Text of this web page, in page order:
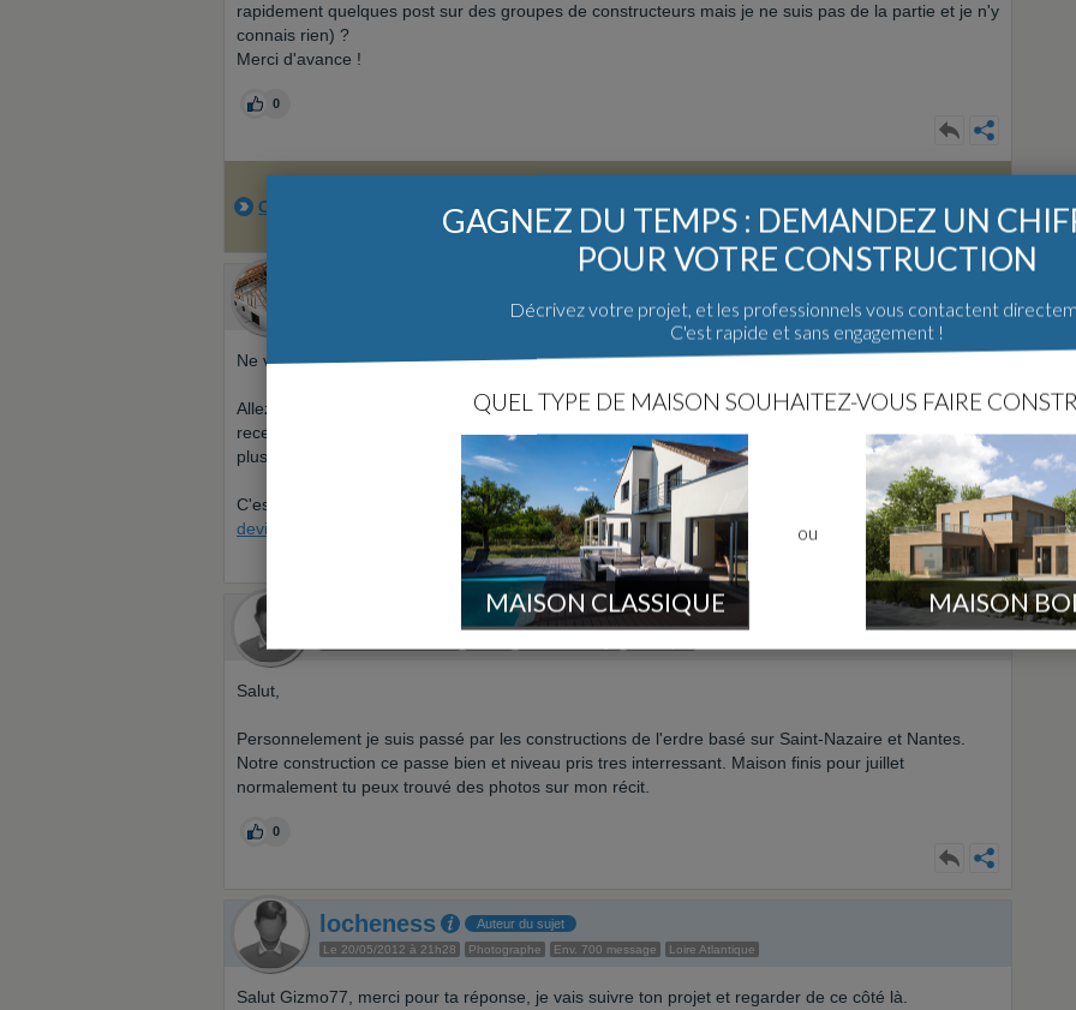
rapidement quelques post sur des groupes de constructeurs mais je ne suis pas de la partie et je n'y
connais rien) ?
Merci d'avance !
0
Cliquez ici pour accéder à la meilleure réponse
Ne vous prenez pas la tête pour la construction d'une maison...
Allez dans la section devis constructeur de maisons du site, remplissez le formulaire et vous
recevrez jusqu'à 3 devis comparatifs de constructeurs de votre région. Comme ça vous ne courrez
plus après les constructeurs, c'est eux qui viennent à vous
C'est ici :
https://www.forumconstruire.com/construire/devis-0-4-
devis_constructeur_de_maisons.php
Salut,
Personnelement je suis passé par les constructions de l'erdre basé sur Saint-Nazaire et Nantes.
Notre construction ce passe bien et niveau pris tres interressant. Maison finis pour juillet
normalement tu peux trouvé des photos sur mon récit.
0
locheness Auteur du sujet
Le 20/05/2012 à 21h28 Photographe Env. 700 message Loire Atlantique
Salut Gizmo77, merci pour ta réponse, je vais suivre ton projet et regarder de ce côté là.
GAGNEZ DU TEMPS : DEMANDEZ UN
POUR VOTRE CONSTRUCTION
Décrivez votre projet, et les professionnels vous contactent
C'est rapide et sans engagement !
QUEL TYPE DE MAISON SOUHAITEZ-VOUS FAIRE
MAISON CLASSIQUE
ou
MAISON